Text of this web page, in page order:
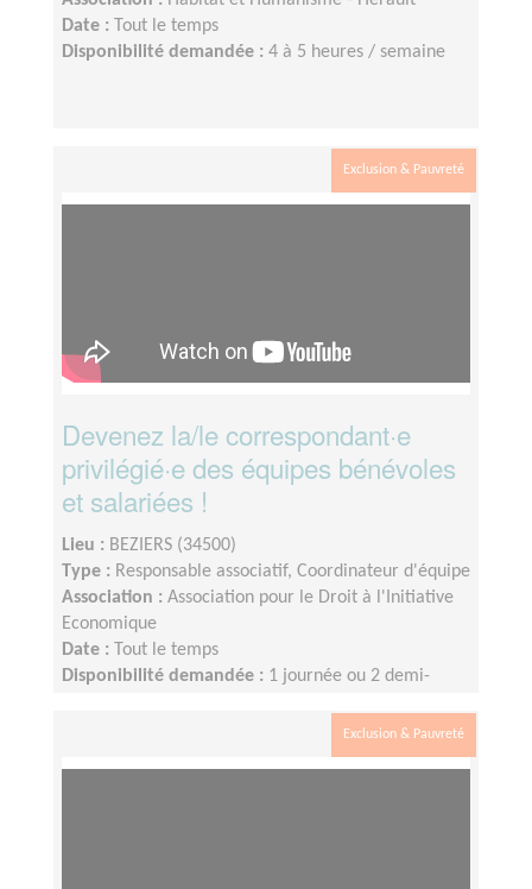
Date :
Tout le temps
Disponibilité demandée : 4 à 5 heures / semaine
Exclusion & Pauvreté
Devenez la/le correspondant·e
privilégié·e des équipes bénévoles
et salariées !
Lieu : BEZIERS (34500)
Type : Responsable associatif, Coordinateur d'équipe
Association : Association pour le Droit à l'Initiative
Economique
Date :
Tout le temps
Disponibilité demandée : 1 journée ou 2 demi-
Exclusion & Pauvreté